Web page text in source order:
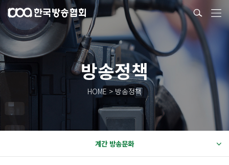
방송정책
HOME > 방송정책
계간 방송문화